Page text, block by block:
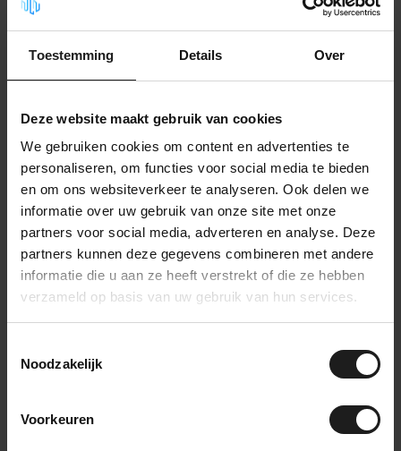
Toestemming Details Over
Deze website maakt gebruik van cookies
We gebruiken cookies om content en advertenties te
personaliseren, om functies voor social media te bieden
en om ons websiteverkeer te analyseren. Ook delen we
informatie over uw gebruik van onze site met onze
partners voor social media, adverteren en analyse. Deze
partners kunnen deze gegevens combineren met andere
informatie die u aan ze heeft verstrekt of die ze hebben
verzameld op basis van uw gebruik van hun services.
Noodzakelijk
Voorkeuren
120x60cm
43,99
PET Vilt Paneel - Vierkant -
80x80cm
Op voorraad
47,99
PET Vilt Paneel - Rechthoek-
80x40 cm
Op voorraad
39,99
PET Vilt Paneel - Hexagon -
Op voorraad